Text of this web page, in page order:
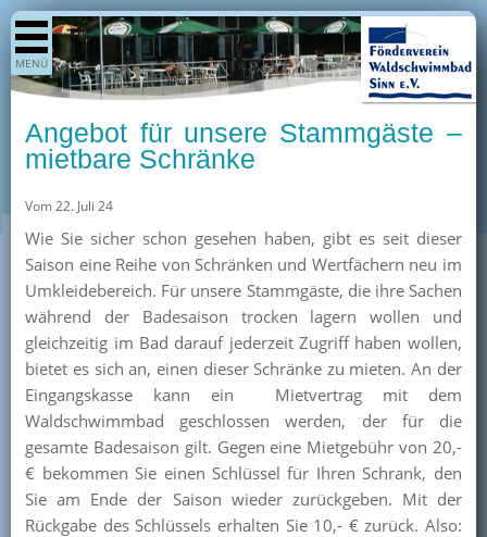
MENÜ
Shop
Aktuelles
Termine
/ Preise
Kurse
Unterstützer
Über uns
Team
Pressearchiv
Angebot für unsere Stammgäste –
mietbare Schränke
Vom 22. Juli 24
Wie Sie sicher schon gesehen haben, gibt es seit dieser
Saison eine Reihe von Schränken und Wertfächern neu im
Umkleidebereich. Für unsere Stammgäste, die ihre Sachen
während der Badesaison trocken lagern wollen und
gleichzeitig im Bad darauf jederzeit Zugriff haben wollen,
bietet es sich an, einen dieser Schränke zu mieten. An der
Eingangskasse kann ein Mietvertrag mit dem
Waldschwimmbad geschlossen werden, der für die
gesamte Badesaison gilt. Gegen eine Mietgebühr von 20,-
€ bekommen Sie einen Schlüssel für Ihren Schrank, den
Sie am Ende der Saison wieder zurückgeben. Mit der
Rückgabe des Schlüssels erhalten Sie 10,- € zurück. Also: